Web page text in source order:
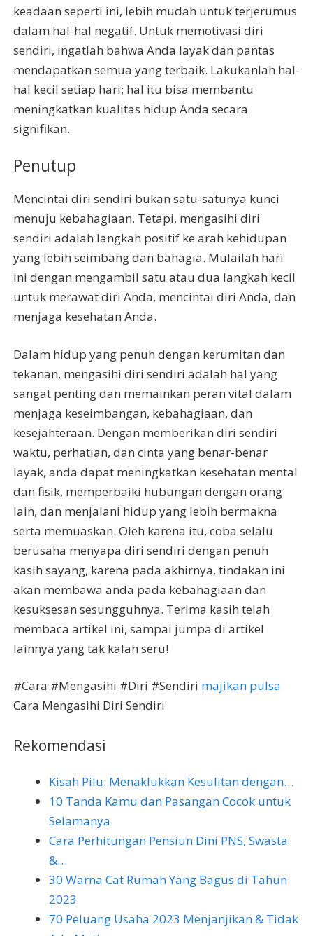
keadaan seperti ini, lebih mudah untuk terjerumus
dalam hal-hal negatif. Untuk memotivasi diri
sendiri, ingatlah bahwa Anda layak dan pantas
mendapatkan semua yang terbaik. Lakukanlah hal-
hal kecil setiap hari; hal itu bisa membantu
meningkatkan kualitas hidup Anda secara
signifikan.
Penutup
Mencintai diri sendiri bukan satu-satunya kunci
menuju kebahagiaan. Tetapi, mengasihi diri
sendiri adalah langkah positif ke arah kehidupan
yang lebih seimbang dan bahagia. Mulailah hari
ini dengan mengambil satu atau dua langkah kecil
untuk merawat diri Anda, mencintai diri Anda, dan
menjaga kesehatan Anda.
Dalam hidup yang penuh dengan kerumitan dan
tekanan, mengasihi diri sendiri adalah hal yang
sangat penting dan memainkan peran vital dalam
menjaga keseimbangan, kebahagiaan, dan
kesejahteraan. Dengan memberikan diri sendiri
waktu, perhatian, dan cinta yang benar-benar
layak, anda dapat meningkatkan kesehatan mental
dan fisik, memperbaiki hubungan dengan orang
lain, dan menjalani hidup yang lebih bermakna
serta memuaskan. Oleh karena itu, coba selalu
berusaha menyapa diri sendiri dengan penuh
kasih sayang, karena pada akhirnya, tindakan ini
akan membawa anda pada kebahagiaan dan
kesuksesan sesungguhnya. Terima kasih telah
membaca artikel ini, sampai jumpa di artikel
lainnya yang tak kalah seru!
#Cara #Mengasihi #Diri #Sendiri majikan pulsa
Cara Mengasihi Diri Sendiri
Rekomendasi
Kisah Pilu: Menaklukkan Kesulitan dengan…
10 Tanda Kamu dan Pasangan Cocok untuk
Selamanya
Cara Perhitungan Pensiun Dini PNS, Swasta
&…
30 Warna Cat Rumah Yang Bagus di Tahun
2023
70 Peluang Usaha 2023 Menjanjikan & Tidak